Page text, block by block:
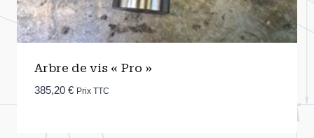
Arbre de vis « Pro »
385,20 € Prix TTC